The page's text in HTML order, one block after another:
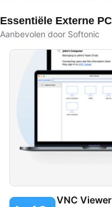
Essentiële Externe PC
Aanbevolen door Softonic
VNC Viewer